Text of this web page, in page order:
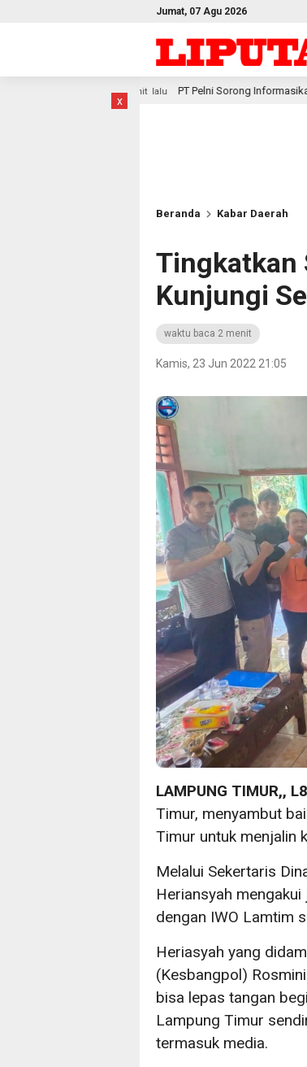
Jumat, 07 Agu 2026
x
PT Pelni Sorong Informasikan Jadwal Terbaru Kapal
Beranda Kabar Daerah
Tingkatkan
Kunjungi
waktu baca 2 menit
Kamis, 23 Jun 2022 21:05
LAMPUNG TIMUR,,
Timur, menyambut
Timur untuk menjalin
Melalui Sekertaris
Heriansyah
dengan IWO Lamtim
Heriasyah yang
(Kesbangpol)
bisa lepas tangan
Lampung Timur
termasuk media.